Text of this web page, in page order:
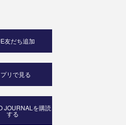
友だち追加
リで見る
JOURNALを購読
する